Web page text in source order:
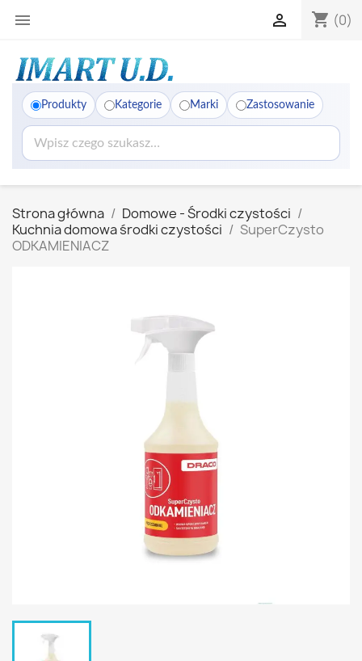
 shopping_cart (0)

Produkty Kategorie Marki Zastosowanie
Strona główna
Domowe - Środki czystości
Kuchnia domowa środki czystości
SuperCzysto
ODKAMIENIACZ